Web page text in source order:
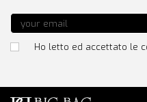
Ho letto ed accettato le